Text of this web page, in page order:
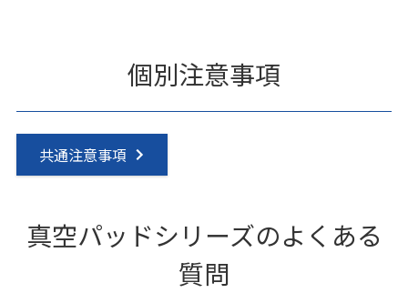
個別注意事項
共通注意事項
真空パッドシリーズのよくある
質問